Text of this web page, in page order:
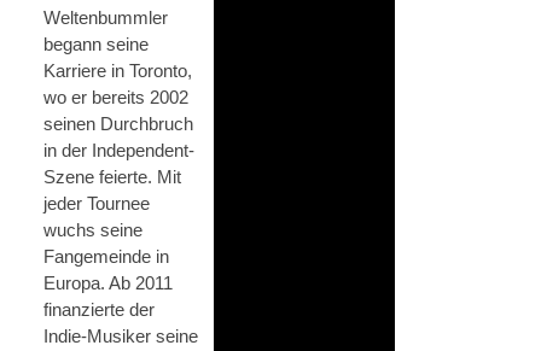
Weltenbummler
begann seine
Karriere in Toronto,
wo er bereits 2002
seinen Durchbruch
in der Independent-
Szene feierte. Mit
jeder Tournee
wuchs seine
Fangemeinde in
Europa. Ab 2011
finanzierte der
Indie-Musiker seine